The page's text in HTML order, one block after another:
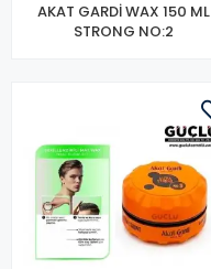
AKAT GARDİ WAX 150 ML
STRONG NO:2